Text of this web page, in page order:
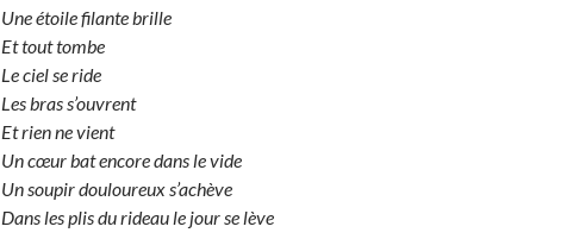
Une étoile filante brille
Et tout tombe
Le ciel se ride
Les bras s’ouvrent
Et rien ne vient
Un cœur bat encore dans le vide
Un soupir douloureux s’achève
Dans les plis du rideau le jour se lève